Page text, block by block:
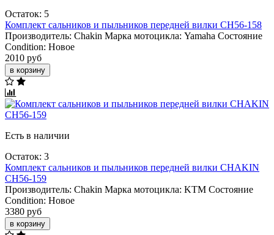
Остаток: 5
Комплект сальников и пыльников передней вилки CH56-158
Производитель: Chakin Марка мотоцикла: Yamaha Состояние
Condition: Новое
2010 руб
в корзину
Есть в наличии
Остаток: 3
Комплект сальников и пыльников передней вилки CHAKIN
CH56-159
Производитель: Chakin Марка мотоцикла: KTM Состояние
Condition: Новое
3380 руб
в корзину